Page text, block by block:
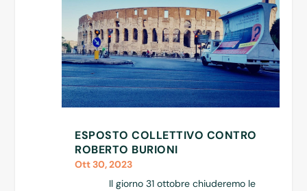
ESPOSTO COLLETTIVO CONTRO
ROBERTO BURIONI
Ott 30, 2023
Il giorno 31 ottobre chiuderemo le